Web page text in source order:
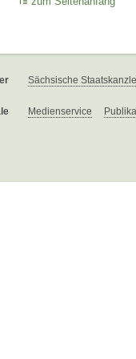
Sächsische
Medienservice